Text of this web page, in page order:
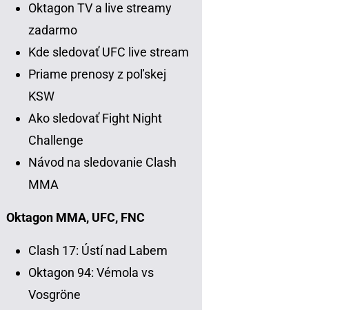
Oktagon TV a live streamy
zadarmo
Kde sledovať UFC live stream
Priame prenosy z poľskej
KSW
Ako sledovať Fight Night
Challenge
Návod na sledovanie Clash
MMA
Oktagon MMA, UFC, FNC
Clash 17: Ústí nad Labem
Oktagon 94: Vémola vs
Vosgröne